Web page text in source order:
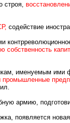
строя,
содействие
собственность
именуемым
промышленные
армию,
появляется